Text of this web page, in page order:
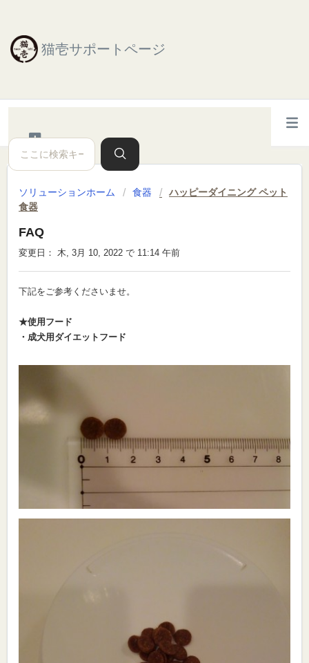
猫壱サポートページ
ソリューションホーム 食器
ハッピーダイニング ペット
食器
FAQ
変更日： 木, 3月 10, 2022 で 11:14 午前
下記をご参考くださいませ。
★使用フード
・成犬用ダイエットフード